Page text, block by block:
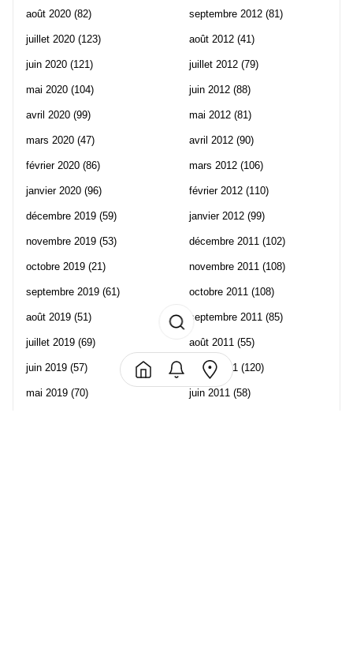
août 2020 (82)
juillet 2020 (123)
juin 2020 (121)
mai 2020 (104)
avril 2020 (99)
mars 2020 (47)
février 2020 (86)
janvier 2020 (96)
décembre 2019 (59)
novembre 2019 (53)
octobre 2019 (21)
septembre 2019 (61)
août 2019 (51)
juillet 2019 (69)
juin 2019 (57)
mai 2019 (70)
septembre 2012 (81)
août 2012 (41)
juillet 2012 (79)
juin 2012 (88)
mai 2012 (81)
avril 2012 (90)
mars 2012 (106)
février 2012 (110)
janvier 2012 (99)
décembre 2011 (102)
novembre 2011 (108)
octobre 2011 (108)
septembre 2011 (85)
août 2011 (55)
juillet 2011 (120)
juin 2011 (58)